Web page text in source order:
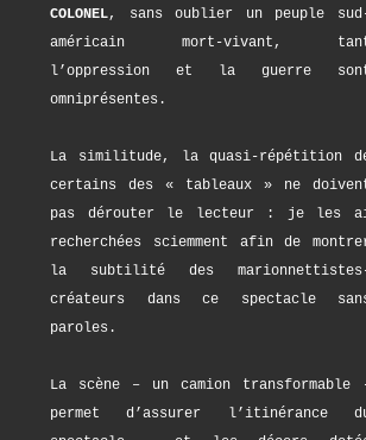
COLONEL, sans oublier un peuple
américain mort-vivant,
l’oppression et la guerre
omniprésentes.
La similitude, la quasi-répétition
certains des « tableaux » ne
pas dérouter le lecteur : je les
recherchées sciemment afin de
la subtilité des
créateurs dans ce spectacle
paroles.
La scène – un camion transformable
permet d’assurer l’itinérance